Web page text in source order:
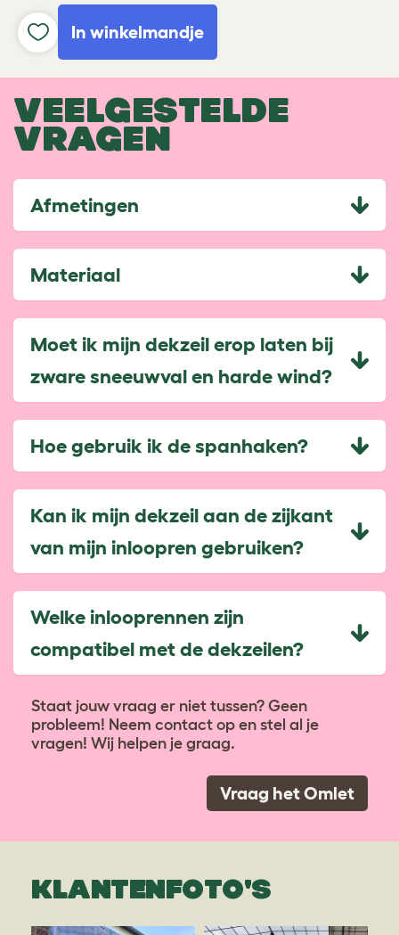
In winkelmandje
VEELGESTELDE
VRAGEN
Afmetingen
Materiaal
Moet ik mijn dekzeil erop laten bij
zware sneeuwval en harde wind?
Hoe gebruik ik de spanhaken?
Kan ik mijn dekzeil aan de zijkant
van mijn inloopren gebruiken?
Welke inlooprennen zijn
compatibel met de dekzeilen?
Staat jouw vraag er niet tussen? Geen
probleem! Neem contact op en stel al je
vragen! Wij helpen je graag.
Vraag het Omlet
KLANTENFOTO'S